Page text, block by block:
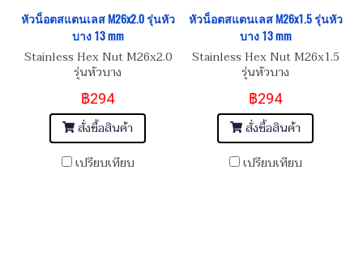
หัวน็อตสแตนเลส M26x2.0 รุ่นหัว
บาง 13 mm
Stainless Hex Nut M26x2.0
รุ่นหัวบาง
฿294
สั่งซื้อสินค้า
เปรียบเทียบ
หัวน็อตสแตนเลส M26x1.5 รุ่นหัว
บาง 13 mm
Stainless Hex Nut M26x1.5
รุ่นหัวบาง
฿294
สั่งซื้อสินค้า
เปรียบเทียบ